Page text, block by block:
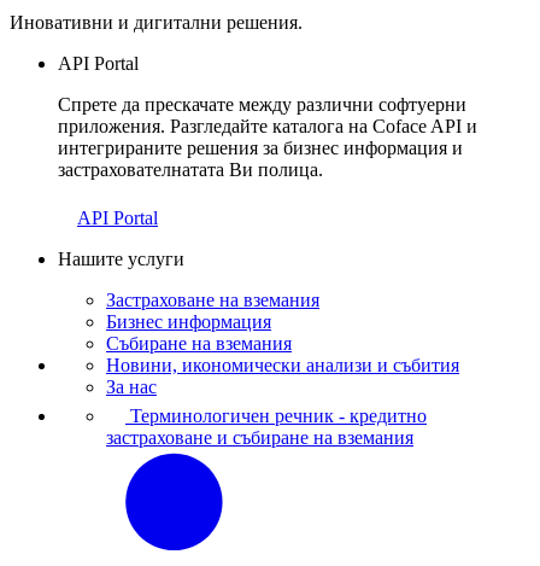
Иновативни и дигитални решения.
API Portal
Спрете да прескачате между различни софтуерни
приложения. Разгледайте каталога на Coface API и
интегрираните решения за бизнес информация и
застрахователнатата Ви полица.
API Portal
Нашите услуги
Застраховане на вземания
Бизнес информация
Събиране на вземания
Новини, икономически анализи и събития
За нас
Терминологичен речник - кредитно
застраховане и събиране на вземания